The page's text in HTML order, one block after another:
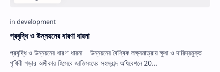
প্রবৃদ্ধি ও উন্নয়নের ধারণা ধারনা
প্রবৃদ্ধি ও উন্নয়নের ধারণা ধারনা উন্নয়নের বৈশ্বিক লক্ষ্যমাত্রায় ক্ষুধা ও দারিদ্রমুক্ত
পৃথিবী গড়ার অঙ্গীকার হিসেবে জাতিসংঘের সহস্রাব্দ অধিবেশনে 20…